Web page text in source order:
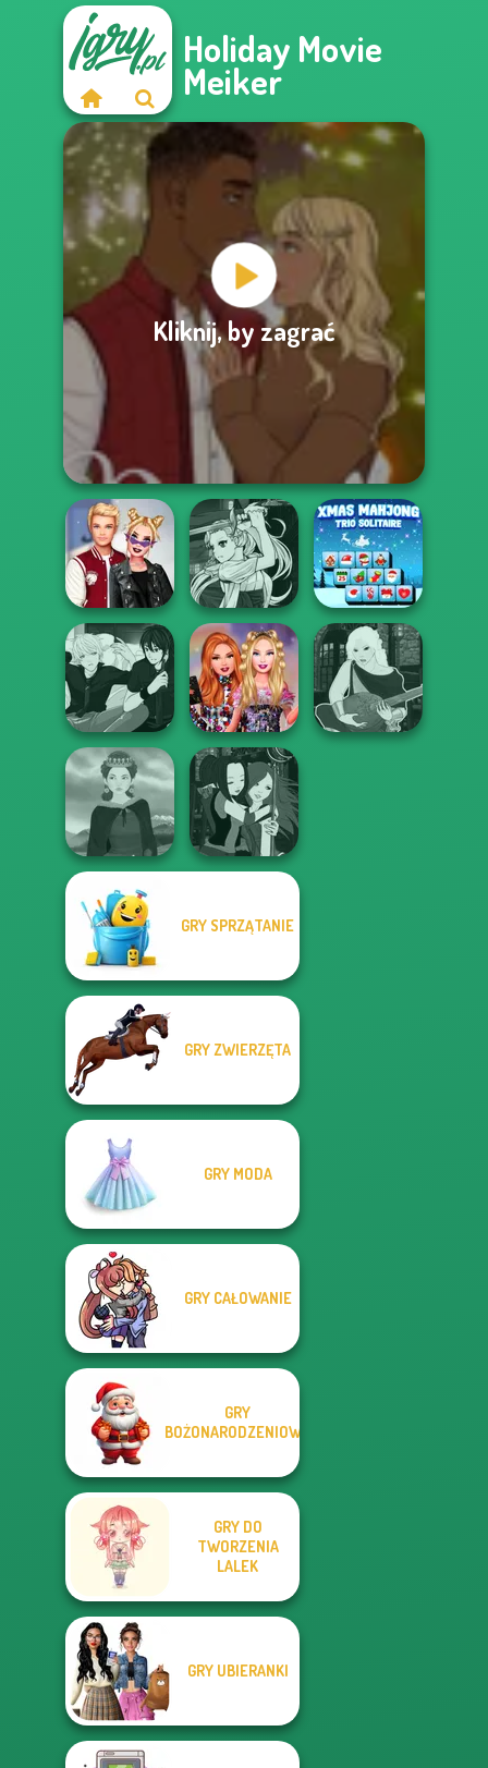
Holiday Movie
Meiker
Kliknij, by zagrać
Kiss, Marry, Hate
Challenge
Manga Creator
Vampire Hunter
P...
Xmas Mahjong
Trio Solitaire
Manga Creator -
Rebels Page 3
Bestie Birthday
Surprise
Medieval Woman
Manga Creator -
GRY SPRZĄTANIE
GRY ZWIERZĘTA
GRY MODA
GRY CAŁOWANIE
GRY
BOŻONARODZENIOWE
GRY DO
TWORZENIA
LALEK
GRY UBIERANKI